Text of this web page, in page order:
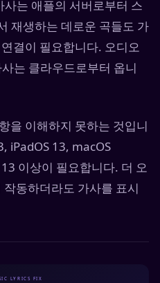
는 애플의 서버로부터 스
재생하는 데로운 곡들도 가
결이 필요합니다. 오디오
는 클라우드로부터 옵니
을 이해하지 못하는 것입니
iPadOS 13, macOS
이상이 필요합니다. 더 오
동하더라도 가사를 표시